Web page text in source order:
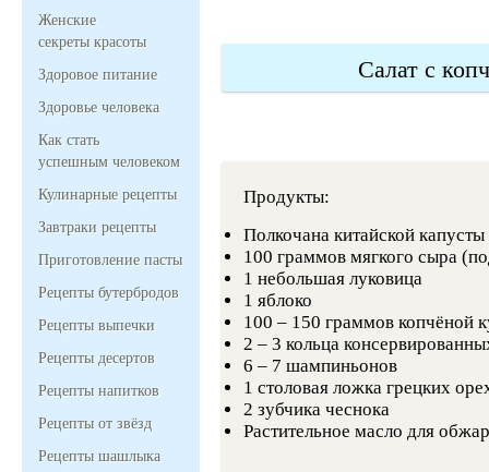
Женские
секреты красоты
Здоровое питание
Здоровье человека
Как стать
успешным человеком
Кулинарные рецепты
Завтраки рецепты
Приготовление пасты
Рецепты бутербродов
Рецепты выпечки
Рецепты десертов
Рецепты напитков
Рецепты от звёзд
Рецепты шашлыка
Салат с
Продукты:
Полкочана китайской капусты
100 граммов мягкого сыра
1 небольшая луковица
1 яблоко
100 – 150 граммов копчёной
2 – 3 кольца
6 – 7 шампиньонов
1 столовая ложка грецких
2 зубчика чеснока
Растительное масло для